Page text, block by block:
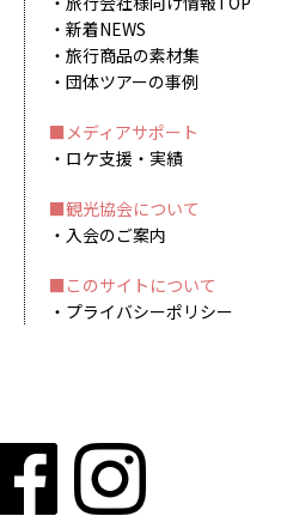
新着NEWS
旅行商品の素材集
団体ツアーの事例
メディアサポート
ロケ支援・実績
観光協会について
入会のご案内
このサイトについて
プライバシーポリシー